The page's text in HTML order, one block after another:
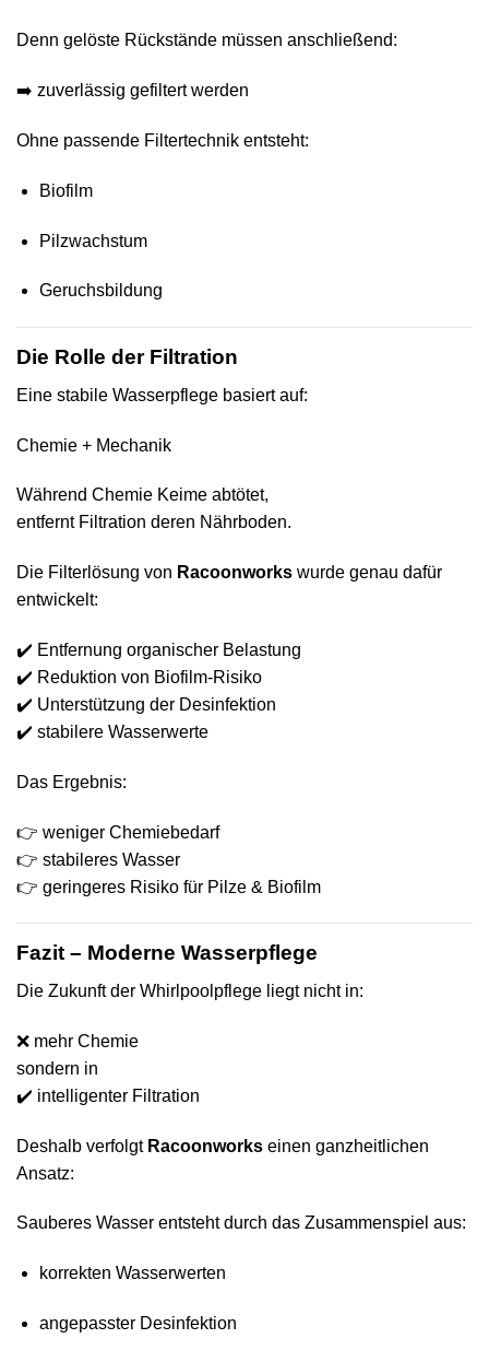
Denn gelöste Rückstände müssen anschließend:
➡️ zuverlässig gefiltert werden
Ohne passende Filtertechnik entsteht:
Biofilm
Pilzwachstum
Geruchsbildung
Die Rolle der Filtration
Eine stabile Wasserpflege basiert auf:
Chemie + Mechanik
Während Chemie Keime abtötet,
entfernt Filtration deren Nährboden.
Die Filterlösung von Racoonworks wurde genau dafür
entwickelt:
✔️ Entfernung organischer Belastung
✔️ Reduktion von Biofilm-Risiko
✔️ Unterstützung der Desinfektion
✔️ stabilere Wasserwerte
Das Ergebnis:
👉 weniger Chemiebedarf
👉 stabileres Wasser
👉 geringeres Risiko für Pilze & Biofilm
Fazit – Moderne Wasserpflege
Die Zukunft der Whirlpoolpflege liegt nicht in:
❌ mehr Chemie
sondern in
✔️ intelligenter Filtration
Deshalb verfolgt Racoonworks einen ganzheitlichen
Ansatz:
Sauberes Wasser entsteht durch das Zusammenspiel aus:
korrekten Wasserwerten
angepasster Desinfektion